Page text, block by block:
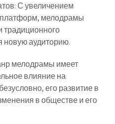
: С увеличением
мелодрамы
традиционного
новую аудиторию.
мелодрамы имеет
влияние на
его развитие в
в обществе и его